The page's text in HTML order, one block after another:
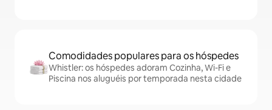
Comodidades populares para os hóspedes
Whistler: os hóspedes adoram Cozinha, Wi-Fi e
Piscina nos aluguéis por temporada nesta cidade